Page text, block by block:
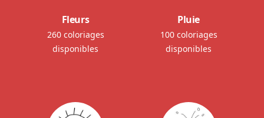
Fleurs
260 coloriages
disponibles
Pluie
100 coloriages
disponibles